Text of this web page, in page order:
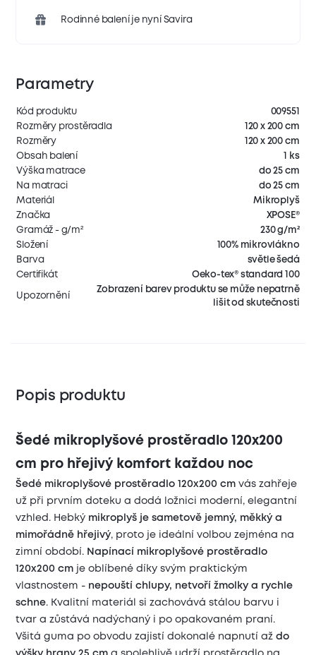
Rodinné balení je nyní Savira
Parametry
Kód produktu
009551
Rozměry prostěradla
120 x 200 cm
Rozměry
120 x 200 cm
Obsah balení
1 ks
Výška matrace
do 25 cm
Na matraci
do 25 cm
Materiál
Mikroplyš
Značka
XPOSE®
Gramáž - g/m²
230 g/m²
Složení
100% mikrovlákno
Barva
světle šedá
Certifikát
Oeko-tex® standard 100
Upozornění
Zobrazení barev produktu se může nepatrně
lišit od skutečnosti
Popis produktu
Šedé mikroplyšové prostěradlo 120x200
cm pro hřejivý komfort každou noc
Šedé mikroplyšové prostěradlo 120x200 cm vás zahřeje
už při prvním doteku a dodá ložnici moderní, elegantní
vzhled. Hebký mikroplyš je sametově jemný, měkký a
mimořádně hřejivý, proto je ideální volbou zejména na
zimní období. Napínací mikroplyšové prostěradlo
120x200 cm je oblíbené díky svým praktickým
vlastnostem - nepouští chlupy, netvoří žmolky a rychle
schne. Kvalitní materiál si zachovává stálou barvu i
tvar a zůstává nadýchaný i po opakovaném praní.
Všitá guma po obvodu zajistí dokonalé napnutí aždo